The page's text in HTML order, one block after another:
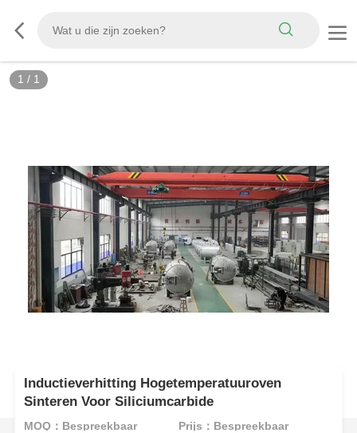
1 / 1
Inductieverhitting Hogetemperatuuroven
Sinteren Voor Siliciumcarbide
MOQ：Bespreekbaar Prijs：Bespreekbaar